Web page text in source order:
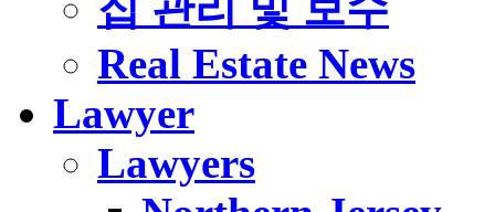
Real Estate News
Lawyer
Lawyers